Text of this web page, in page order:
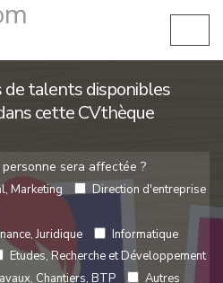
de talents disponibles
cette CVthèque
sera affectée ?
Marketing
Direction d'entreprise
Juridique
Informatique
Etudes, Recherche et Développement
Chantiers, BTP
Autres